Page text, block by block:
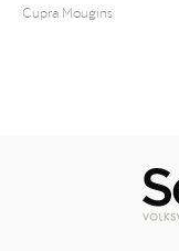
Cupra Mougins